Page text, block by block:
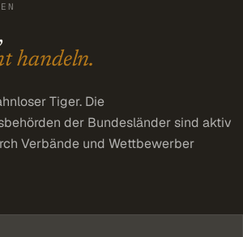
handeln.
Tiger. Die
der Bundesländer sind aktiv
Verbände und Wettbewerber